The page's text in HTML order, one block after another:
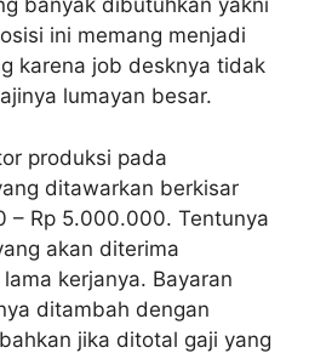
banyak dibutuhkan yakni
ini memang menjadi
karena job desknya tidak
lumayan besar.
produksi pada
ditawarkan berkisar
– Rp 5.000.000. Tentunya
akan diterima
kerjanya. Bayaran
ditambah dengan
jika ditotal gaji yang